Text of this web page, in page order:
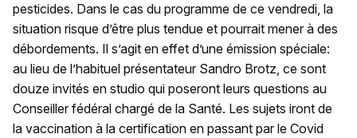
pesticides. Dans le cas du programme de ce vendredi, la
situation risque d’être plus tendue et pourrait mener à des
débordements. Il s’agit en effet d’une émission spéciale:
au lieu de l’habituel présentateur Sandro Brotz, ce sont
douze invités en studio qui poseront leurs questions au
Conseiller fédéral chargé de la Santé. Les sujets iront de
la vaccination à la certification en passant par le Covid